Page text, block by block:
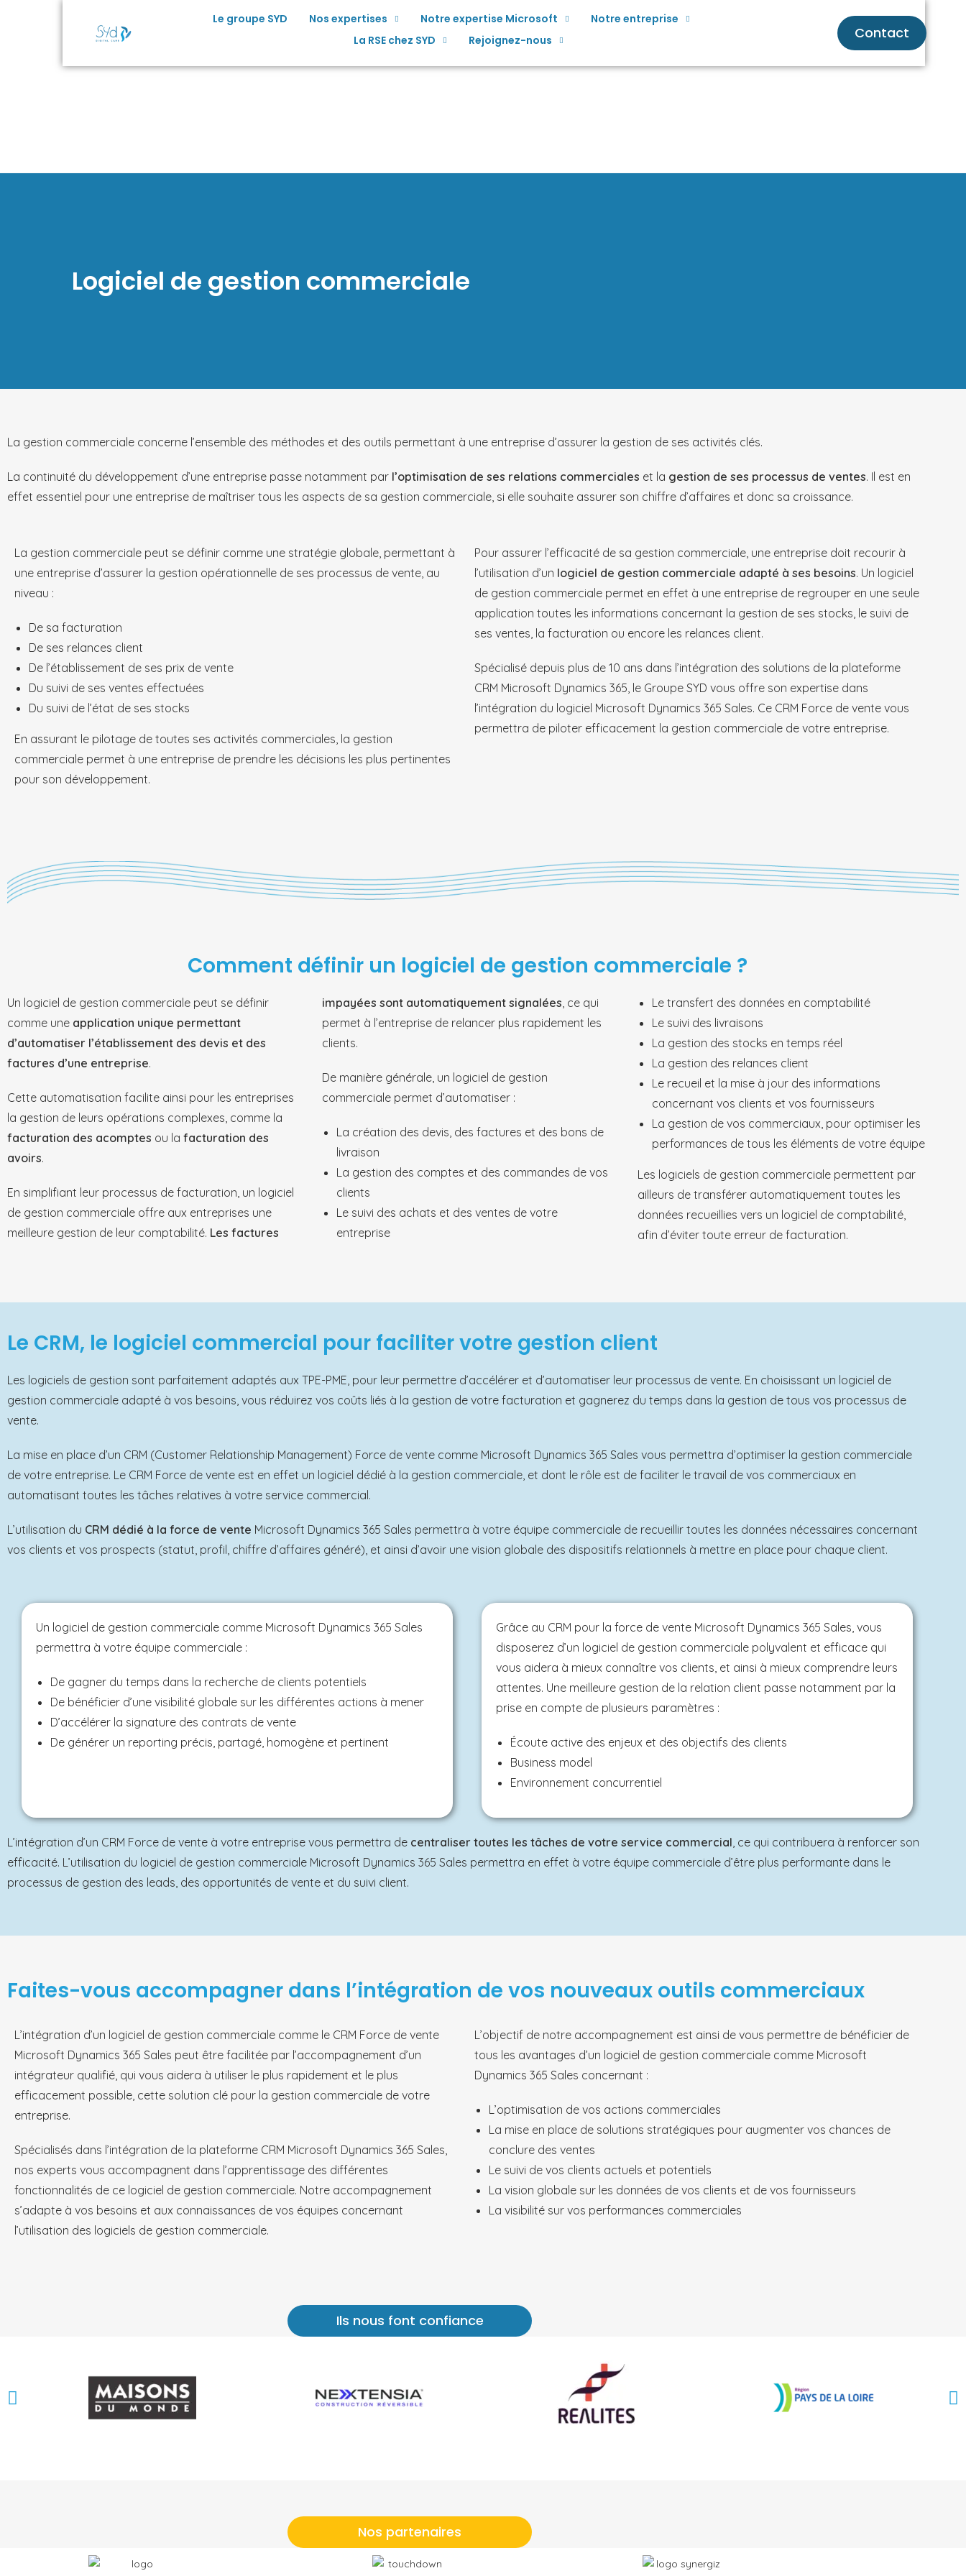
Le groupe SYD Nos expertises Notre expertise Microsoft
Notre entreprise
La RSE chez SYD
Rejoignez-nous Contact
Logiciel de gestion commerciale​
La gestion commerciale concerne l’ensemble des méthodes et des outils permettant à une entreprise d’assurer la gestion de ses activités clés.
La continuité du développement d’une entreprise passe notamment par l’optimisation de ses relations commerciales et la gestion de ses processus de ventes. Il est en
effet essentiel pour une entreprise de maîtriser tous les aspects de sa gestion commerciale, si elle souhaite assurer son chiffre d’affaires et donc sa croissance.
La gestion commerciale peut se définir comme une stratégie globale, permettant à
une entreprise d’assurer la gestion opérationnelle de ses processus de vente, au
niveau :
De sa facturation
De ses relances client
De l’établissement de ses prix de vente
Du suivi de ses ventes effectuées
Du suivi de l’état de ses stocks
En assurant le pilotage de toutes ses activités commerciales, la gestion
commerciale permet à une entreprise de prendre les décisions les plus pertinentes
pour son développement.
Pour assurer l’efficacité de sa gestion commerciale, une entreprise doit recourir à
l’utilisation d’un logiciel de gestion commerciale adapté à ses besoins. Un logiciel
de gestion commerciale permet en effet à une entreprise de regrouper en une seule
application toutes les informations concernant la gestion de ses stocks, le suivi de
ses ventes, la facturation ou encore les relances client.
Spécialisé depuis plus de 10 ans dans l’intégration des solutions de la plateforme
CRM Microsoft Dynamics 365, le Groupe SYD vous offre son expertise dans
l’intégration du logiciel Microsoft Dynamics 365 Sales. Ce CRM Force de vente vous
permettra de piloter efficacement la gestion commerciale de votre entreprise.
Comment définir un logiciel de gestion commerciale ?
Un logiciel de gestion commerciale peut se définir
comme une application unique permettant
d’automatiser l’établissement des devis et des
factures d’une entreprise.
Cette automatisation facilite ainsi pour les entreprises
la gestion de leurs opérations complexes, comme la
facturation des acomptes ou la facturation des
avoirs.
En simplifiant leur processus de facturation, un logiciel
de gestion commerciale offre aux entreprises une
meilleure gestion de leur comptabilité. Les factures
impayées sont automatiquement signalées , ce qui
permet à l’entreprise de relancer plus rapidement les
clients.
De manière générale, un logiciel de gestion
commerciale permet d’automatiser :
La création des devis, des factures et des bons de
livraison
La gestion des comptes et des commandes de vos
clients
Le suivi des achats et des ventes de votre
entreprise
Le transfert des données en comptabilité
Le suivi des livraisons
La gestion des stocks en temps réel
La gestion des relances client
Le recueil et la mise à jour des informations
concernant vos clients et vos fournisseurs
La gestion de vos commerciaux, pour optimiser les
performances de tous les éléments de votre équipe
Les logiciels de gestion commerciale permettent par
ailleurs de transférer automatiquement toutes les
données recueillies vers un logiciel de comptabilité,
afin d’éviter toute erreur de facturation.
Le CRM, le logiciel commercial pour faciliter votre gestion client
Les logiciels de gestion sont parfaitement adaptés aux TPE-PME, pour leur permettre d’accélérer et d’automatiser leur processus de vente. En choisissant un logiciel de
gestion commerciale adapté à vos besoins, vous réduirez vos coûts liés à la gestion de votre facturation et gagnerez du temps dans la gestion de tous vos processus de
vente.
La mise en place d’un CRM (Customer Relationship Management) Force de vente comme Microsoft Dynamics 365 Sales vous permettra d’optimiser la gestion commerciale
de votre entreprise. Le CRM Force de vente est en effet un logiciel dédié à la gestion commerciale, et dont le rôle est de faciliter le travail de vos commerciaux en
automatisant toutes les tâches relatives à votre service commercial.
L’utilisation du CRM dédié à la force de vente Microsoft Dynamics 365 Sales permettra à votre équipe commerciale de recueillir toutes les données nécessaires concernant
vos clients et vos prospects (statut, profil, chiffre d’affaires généré), et ainsi d’avoir une vision globale des dispositifs relationnels à mettre en place pour chaque client.
Un logiciel de gestion commerciale comme Microsoft Dynamics 365 Sales
permettra à votre équipe commerciale :
De gagner du temps dans la recherche de clients potentiels
De bénéficier d’une visibilité globale sur les différentes actions à mener
D’accélérer la signature des contrats de vente
De générer un reporting précis, partagé, homogène et pertinent
Grâce au CRM pour la force de vente Microsoft Dynamics 365 Sales, vous
disposerez d’un logiciel de gestion commerciale polyvalent et efficace qui
vous aidera à mieux connaître vos clients, et ainsi à mieux comprendre leurs
attentes. Une meilleure gestion de la relation client passe notamment par la
prise en compte de plusieurs paramètres :
Écoute active des enjeux et des objectifs des clients
Business model
Environnement concurrentiel
L’intégration d’un CRM Force de vente à votre entreprise vous permettra de centraliser toutes les tâches de votre service commercial , ce qui contribuera à renforcer son
efficacité. L’utilisation du logiciel de gestion commerciale Microsoft Dynamics 365 Sales permettra en effet à votre équipe commerciale d’être plus performante dans le
processus de gestion des leads, des opportunités de vente et du suivi client.
Faites-vous accompagner dans l’intégration de vos nouveaux outils commerciaux
L’intégration d’un logiciel de gestion commerciale comme le CRM Force de vente
Microsoft Dynamics 365 Sales peut être facilitée par l’accompagnement d’un
intégrateur qualifié, qui vous aidera à utiliser le plus rapidement et le plus
efficacement possible, cette solution clé pour la gestion commerciale de votre
entreprise.
Spécialisés dans l’intégration de la plateforme CRM Microsoft Dynamics 365 Sales,
nos experts vous accompagnent dans l’apprentissage des différentes
fonctionnalités de ce logiciel de gestion commerciale. Notre accompagnement
s’adapte à vos besoins et aux connaissances de vos équipes concernant
l’utilisation des logiciels de gestion commerciale.
L’objectif de notre accompagnement est ainsi de vous permettre de bénéficier de
tous les avantages d’un logiciel de gestion commerciale comme Microsoft
Dynamics 365 Sales concernant :
L’optimisation de vos actions commerciales
La mise en place de solutions stratégiques pour augmenter vos chances de
conclure des ventes
Le suivi de vos clients actuels et potentiels
La vision globale sur les données de vos clients et de vos fournisseurs
La visibilité sur vos performances commerciales
Ils nous font confiance
Nos partenaires